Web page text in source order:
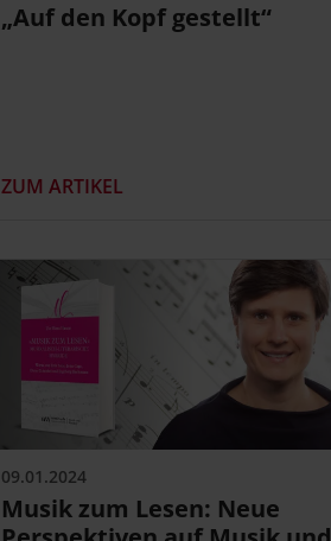
„Auf den Kopf gestellt“
ZUM ARTIKEL
09.01.2024
Musik zum Lesen: Neue